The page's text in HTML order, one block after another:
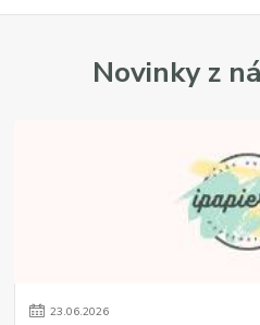
Novinky z
23.06.2026